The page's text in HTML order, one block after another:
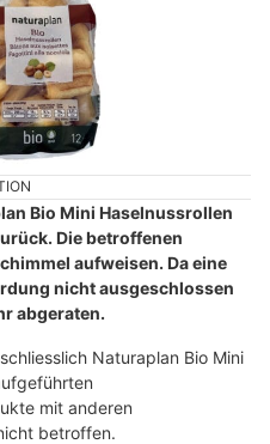
Bio Mini Haselnussrollen
Die betroffenen
aufweisen. Da eine
nicht ausgeschlossen
abgeraten.
Naturaplan Bio Mini
mit anderen
betroffen.